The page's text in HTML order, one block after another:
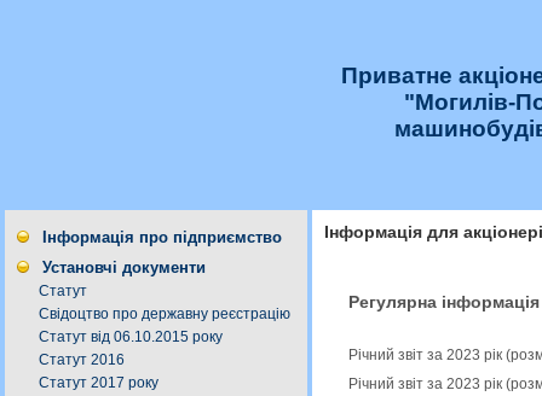
Приватне
"Могилів-
Інформація про підприємство
Установчі документи
Статут
Свідоцтво про державну реєстрацію
Статут від 06.10.2015 року
Статут 2016
Статут 2017 року
Інформація для
Регулярна інформація
Річний звіт за 2023 рік
Річний звіт за 2023 рік